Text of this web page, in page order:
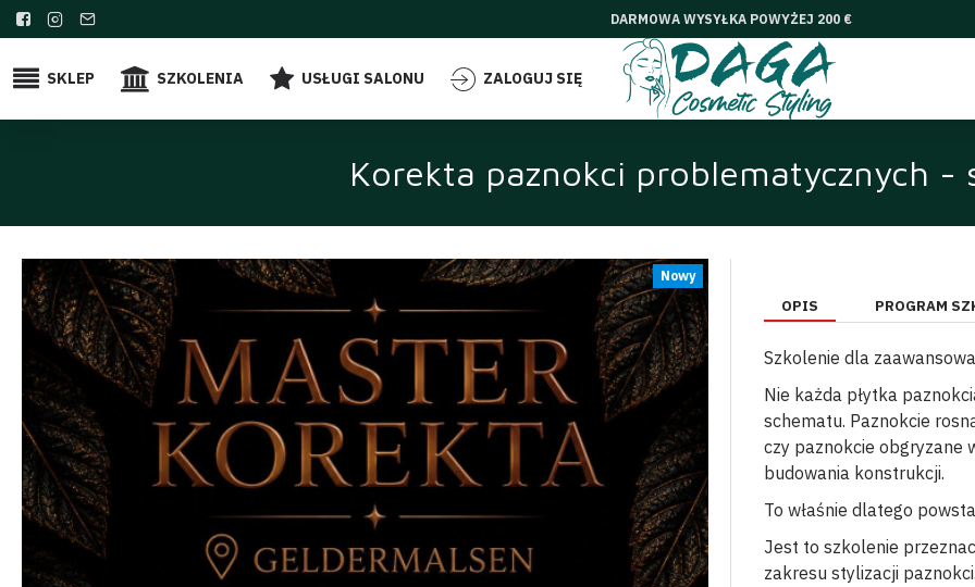
DARMOWA WYSYŁKA POWYŻEJ 200 €
SKLEP SZKOLENIA USŁUGI SALONU ZALOGUJ SIĘ
Korekta paznokci problematycznych -
Nowy
OPIS PROGRAM
Szkolenie dla
Nie każda płytka
schematu. Paznokcie
czy paznokcie obgryzane
budowania konstrukcji.
To właśnie dlatego
Jest to szkolenie
zakresu stylizacji